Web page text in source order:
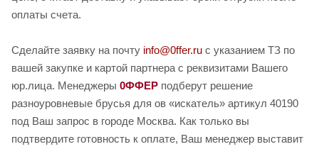
оплаты счета.
Сделайте заявку на почту info@0ffer.ru с указанием ТЗ по
вашей закупке и картой партнера с реквизитами Вашего
юр.лица. Менеджеры 0ФФЕР подберут решение
разноуровневые брусья для ов «искатель» артикул 40190
под Ваш запрос в городе Москва. Как только вы
подтвердите готовность к оплате, Ваш менеджер выставит